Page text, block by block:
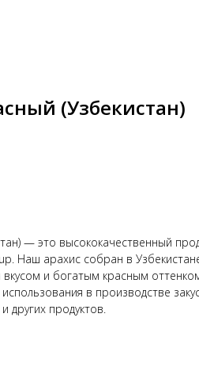
(Узбекистан)
— это высококачественный
Наш арахис собран в
и богатым красным
в производстве
других продуктов.